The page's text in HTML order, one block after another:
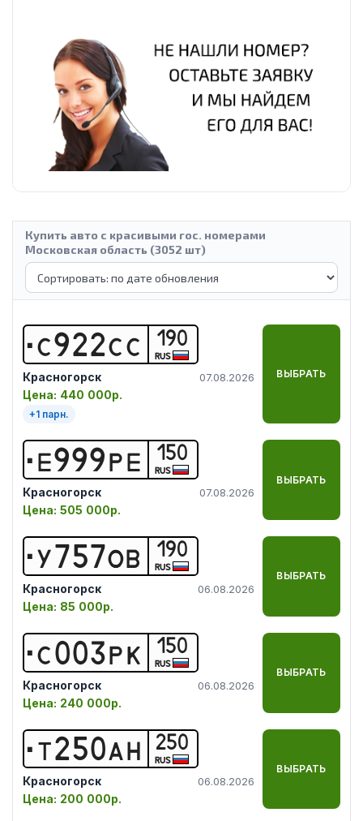
Купить авто с красивыми гос. номерами
Московская область (3052 шт)
С922СС 190
RUS
Красногорск 07.08.2026
Цена: 440 000р.
+1 парн.
ВЫБРАТЬ
Т250А Н 250
RUS
Красногорск 06.08.2026
Цена: 200 000р.
ВЫБРАТЬ
Е999РЕ 150
RUS
Красногорск 07.08.2026
Цена: 505 000р.
ВЫБРАТЬ
У757ОВ 190
RUS
Красногорск 06.08.2026
Цена: 85 000р.
ВЫБРАТЬ
С003РК 150
RUS
Красногорск 06.08.2026
Цена: 240 000р.
ВЫБРАТЬ